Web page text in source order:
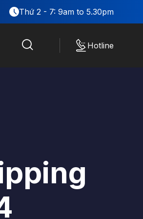
Thứ 2 - 7: 9am to 5.30pm
Hotline